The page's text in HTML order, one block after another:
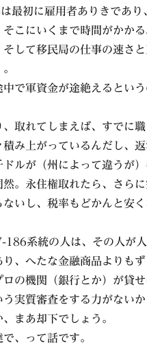
最初に雇用者ありきであり
そこにいくまで時間がかか
そして移民局の仕事の速さ
中で軍資金が途絶えるという
、取れてしまえば、すでに
積み上がっているんだし、
ドルが（州によって違うが
然。永住権取れたら、さら
ないし、税率もどかんと安
186系統の人は、その人が
り、へたな金融商品よりも
ロの機関（銀行とか）が貸
う実質審査をする力がない
まあ却下でしょう。
、って話です。